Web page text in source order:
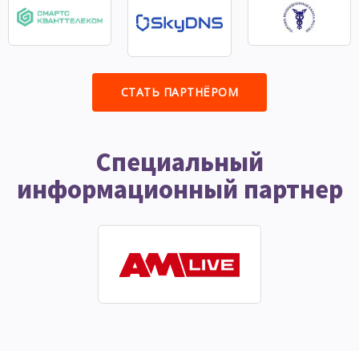
СТАТЬ ПАРТНЁРОМ
Специальный
информационный партнер